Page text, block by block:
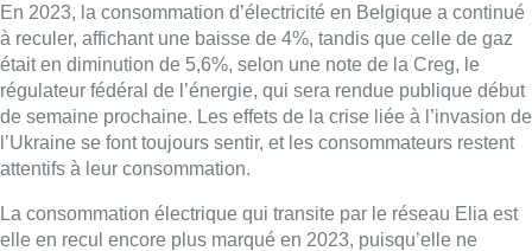
En 2023, la consommation d’électricité en Belgique a continué
à reculer, affichant une baisse de 4%, tandis que celle de gaz
était en diminution de 5,6%, selon une note de la Creg, le
régulateur fédéral de l’énergie, qui sera rendue publique début
de semaine prochaine. Les effets de la crise liée à l’invasion de
l’Ukraine se font toujours sentir, et les consommateurs restent
attentifs à leur consommation.
La consommation électrique qui transite par le réseau Elia est
elle en recul encore plus marqué en 2023, puisqu’elle ne